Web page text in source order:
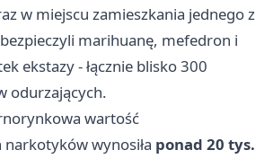
w miejscu zamieszkania jednego z
marihuanę, mefedron i
ekstazy - łącznie blisko 300
odurzających.
wartość
wynosiła ponad 20 tys.